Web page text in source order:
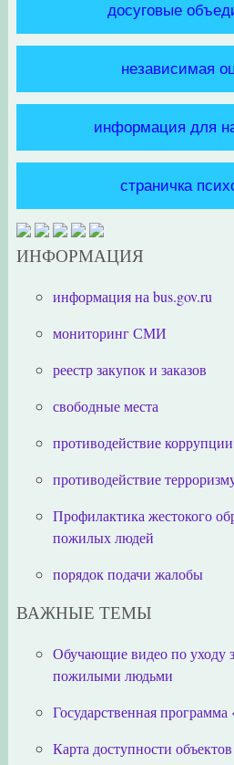
досуговые
независимая
информация для
страничка
ИНФОРМАЦИЯ
информация на bus.gov.ru
мониторинг СМИ
реестр закупок и заказов
свободные места
противодействие коррупции
противодействие
Профилактика жестокого
пожилых людей
порядок подачи жалобы
ВАЖНЫЕ ТЕМЫ
Обучающие видео по уходу
пожилыми людьми
Государственная программа
Карта доступности